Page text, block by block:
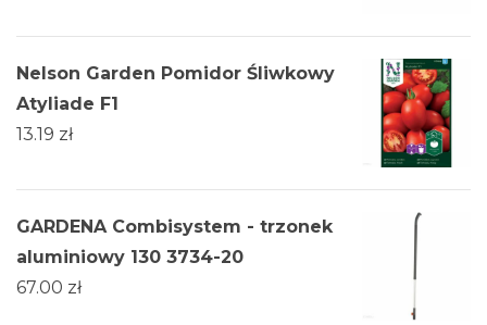
Nelson Garden Pomidor Śliwkowy
Atyliade F1
13.19 zł
GARDENA Combisystem - trzonek
aluminiowy 130 3734-20
67.00 zł